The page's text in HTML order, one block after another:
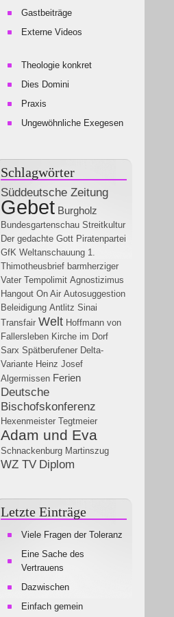
Gastbeiträge
Externe Videos
Theologie konkret
Dies Domini
Praxis
Ungewöhnliche Exegesen
Schlagwörter
Süddeutsche Zeitung
Gebet Burgholz
Bundesgartenschau Streitkultur
Der gedachte Gott Piratenpartei
GfK Weltanschauung 1.
Thimotheusbrief barmherziger
Vater Tempolimit Agnostizimus
Hangout On Air Autosuggestion
Beleidigung Antlitz Sinai
Transfair Welt Hoffmann von
Fallersleben Kirche im Dorf
Sarx Spätberufener Delta-
Variante Heinz Josef
Algermissen Ferien
Deutsche
Bischofskonferenz
Hexenmeister Tegtmeier
Adam und Eva
Schnackenburg Martinszug
WZ TV Diplom
Letzte Einträge
Viele Fragen der Toleranz
Eine Sache des
Vertrauens
Dazwischen
Einfach gemein